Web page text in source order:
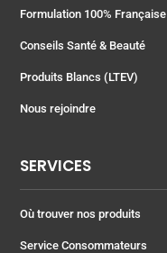
Formulation 100% Française
Conseils Santé & Beauté
Produits Blancs (LTEV)
Nous rejoindre
SERVICES
Où trouver nos produits
Service Consommateurs